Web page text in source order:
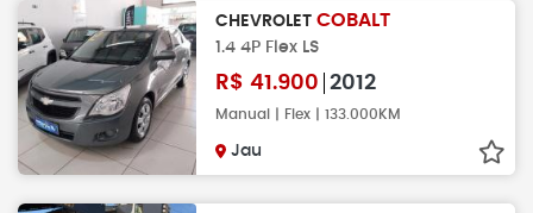
CHEVROLET COBALT
1.4 4P Flex LS
R$ 41.900 2012
Manual | Flex | 133.000KM
Jau